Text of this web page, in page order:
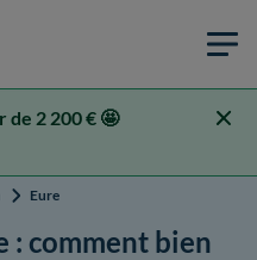
2 200 € 🤩
Eure
: comment bien